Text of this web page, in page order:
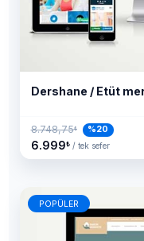
Dershane / Etüt
8.748,75₺ %20
6.999₺ / tek sefer
POPÜLER